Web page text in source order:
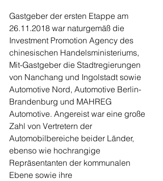
Gastgeber der ersten Etappe am
26.11.2018 war naturgemäß die
Investment Promotion Agency des
chinesischen Handelsministeriums,
Mit-Gastgeber die Stadtregierungen
von Nanchang und Ingolstadt sowie
Automotive Nord, Automotive Berlin-
Brandenburg und MAHREG
Automotive. Angereist war eine große
Zahl von Vertretern der
Automobilbereiche beider Länder,
ebenso wie hochrangige
Repräsentanten der kommunalen
Ebene sowie ihre